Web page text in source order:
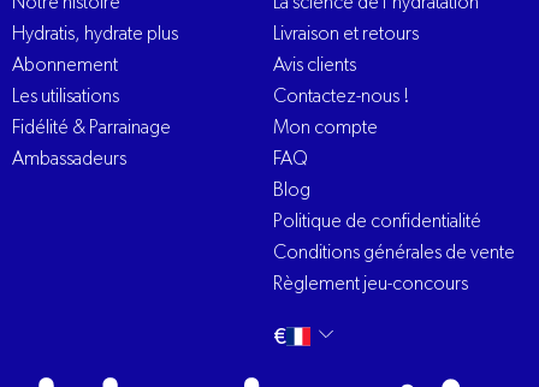
Notre histoire
Hydratis, hydrate plus
Abonnement
Les utilisations
Fidélité & Parrainage
Ambassadeurs
La science de l’hydratation
Livraison et retours
Avis clients
Contactez-nous !
Mon compte
FAQ
Blog
Politique de confidentialité
Conditions générales de vente
Règlement jeu-concours
Changer
€ français